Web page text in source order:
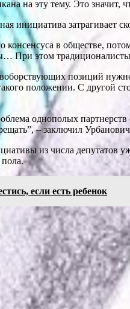
на эту тему. Это значит,
инициатива затрагивает
консенсуса в обществе,
При этом
позиций
положении. С другой
однополых
– заключил
из числа депутатов
если есть ребенок